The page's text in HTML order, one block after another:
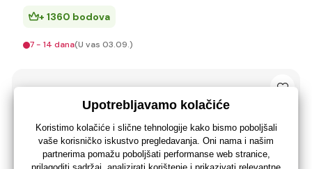
+ 1360 bodova
7 - 14 dana(U vas 03.09.)